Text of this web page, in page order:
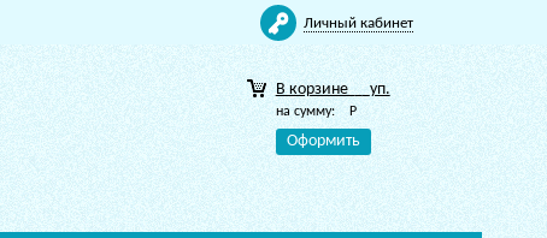
Личный кабинет
В корзине уп.
на сумму: Р
Оформить